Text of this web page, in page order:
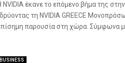
NVIDIA έκανε το επόμενο βήμα της
τη NVIDIA GREECE
παρουσία στη χώρα. Σύμφωνα με
BUSINESS